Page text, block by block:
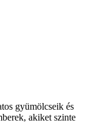
gyümölcseik és
akiket szinte